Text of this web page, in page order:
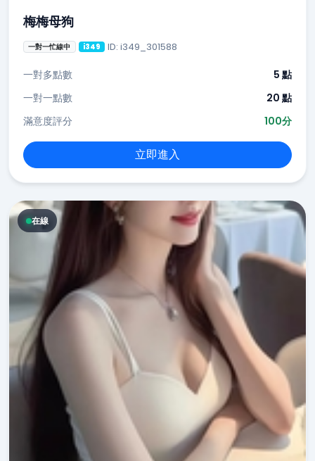
梅梅母狗
一對一忙線中 i349 ID: i349_301588
一對多點數
5 點
一對一點數
20 點
滿意度評分
100分
立即進入
在線